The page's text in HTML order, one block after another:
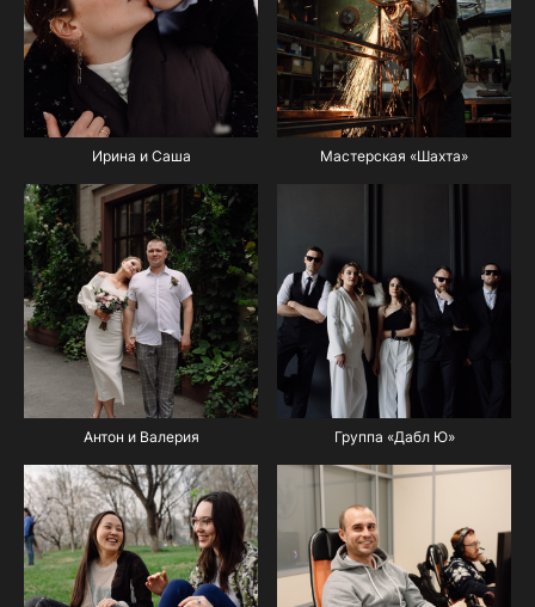
Ирина и Саша Мастерская «Шахта»
Антон и Валерия Группа «Дабл Ю»